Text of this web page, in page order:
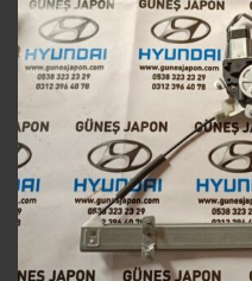
ROBOTU 7 VİTES DCT
2015-2019 ORJİNAL
ÇIKMA YEDEK PARÇA